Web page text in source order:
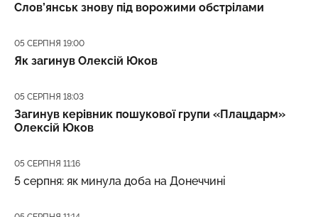
Слов’янськ знову під ворожими обстрілами
Дата публікації
05 СЕРПНЯ 19:00
Як загинув Олексій Юков
Дата публікації
05 СЕРПНЯ 18:03
Загинув керівник пошукової групи «Плацдарм»
Олексій Юков
Дата публікації
05 СЕРПНЯ 11:16
5 серпня: як минула доба на Донеччині